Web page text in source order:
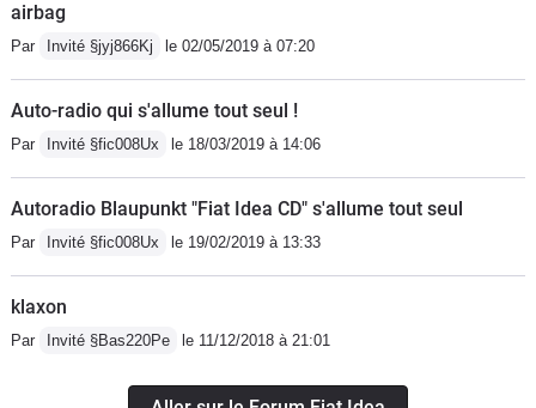
on resitue l'époque de sa sortie)
comme chez Ford et son maudit Cmax
par exemple... Bon, vous m'avez
compris, je l'aime cette Idea !
airbag
Par Invité §jyj866Kj le 02/05/2019 à 07:20
Auto-radio qui s'allume tout seul !
Par Invité §fic008Ux le 18/03/2019 à 14:06
Autoradio Blaupunkt "Fiat Idea CD" s'allume tout seul
Par Invité §fic008Ux le 19/02/2019 à 13:33
klaxon
Par Invité §Bas220Pe le 11/12/2018 à 21:01